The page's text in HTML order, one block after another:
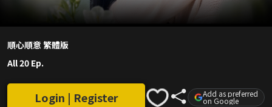
順心順意 繁體版
All 20 Ep.
Login | Register Add as preferred
on Google